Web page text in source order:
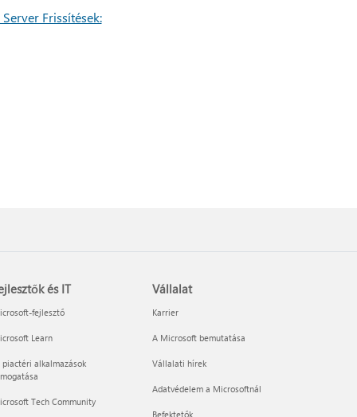
Frissítések:
és IT
fejlesztő
Learn
piactéri alkalmazások
Tech Community
Vállalat
Karrier
A Microsoft bemutatása
Vállalati hírek
Adatvédelem a Microsoftnál
Befektetők